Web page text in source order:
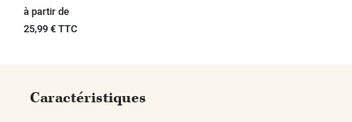
à partir de
Prix
25,99 € TTC
Caractéristiques